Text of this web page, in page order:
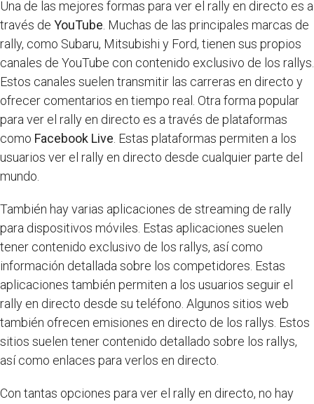
Una de las mejores formas para ver el rally en directo es a
través de YouTube . Muchas de las principales marcas de
rally, como Subaru, Mitsubishi y Ford, tienen sus propios
canales de YouTube con contenido exclusivo de los rallys.
Estos canales suelen transmitir las carreras en directo y
ofrecer comentarios en tiempo real. Otra forma popular
para ver el rally en directo es a través de plataformas
como Facebook Live . Estas plataformas permiten a los
usuarios ver el rally en directo desde cualquier parte del
mundo.
También hay varias aplicaciones de streaming de rally
para dispositivos móviles. Estas aplicaciones suelen
tener contenido exclusivo de los rallys, así como
información detallada sobre los competidores. Estas
aplicaciones también permiten a los usuarios seguir el
rally en directo desde su teléfono. Algunos sitios web
también ofrecen emisiones en directo de los rallys. Estos
sitios suelen tener contenido detallado sobre los rallys,
así como enlaces para verlos en directo.
Con tantas opciones para ver el rally en directo, no hay